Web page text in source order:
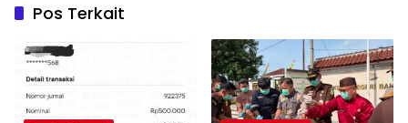
Pos Terkait